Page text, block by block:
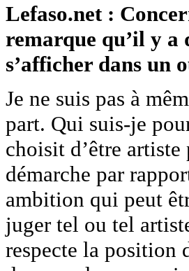
Lefaso.net :
remarque qu’il y a
s’afficher dans un
Je ne suis pas à
part. Qui suis-je
choisit d’être
démarche par
ambition qui peut
juger tel ou tel
respecte la position